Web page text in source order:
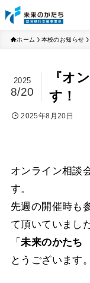
ホーム 本校のお知らせ
『オ
す！
2025
8/20
2025年8月20日
オンライン相談
す。
先週の開催時も
て頂いていまし
「未来のかた
とうございます。